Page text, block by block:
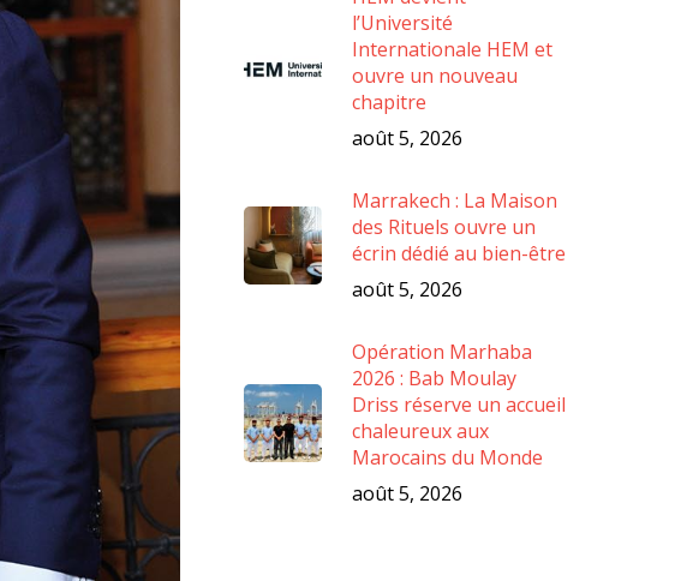
l’Université
Internationale HEM et
ouvre un nouveau
chapitre
août 5, 2026
Marrakech : La Maison
des Rituels ouvre un
écrin dédié au bien-être
août 5, 2026
Opération Marhaba
2026 : Bab Moulay
Driss réserve un accueil
chaleureux aux
Marocains du Monde
août 5, 2026